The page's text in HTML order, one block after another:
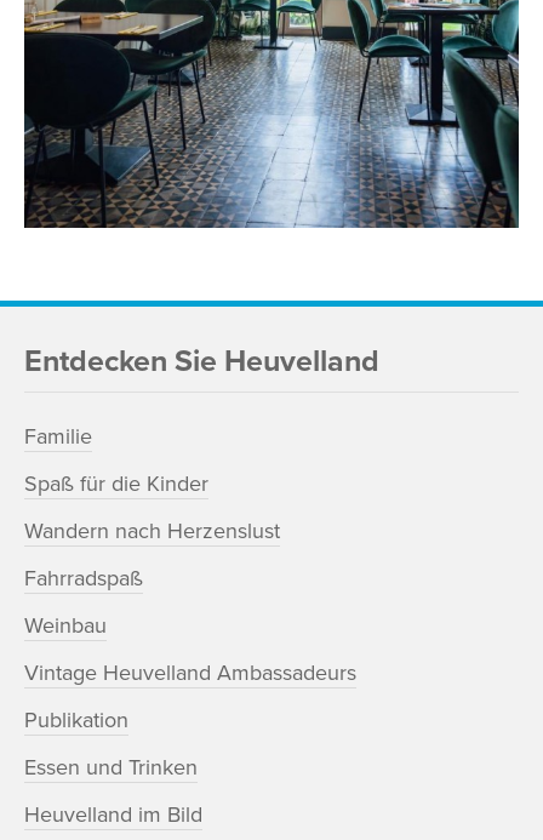
Entdecken Sie Heuvelland
Familie
Spaß für die Kinder
Wandern nach Herzenslust
Fahrradspaß
Weinbau
Vintage Heuvelland Ambassadeurs
Publikation
Essen und Trinken
Heuvelland im Bild